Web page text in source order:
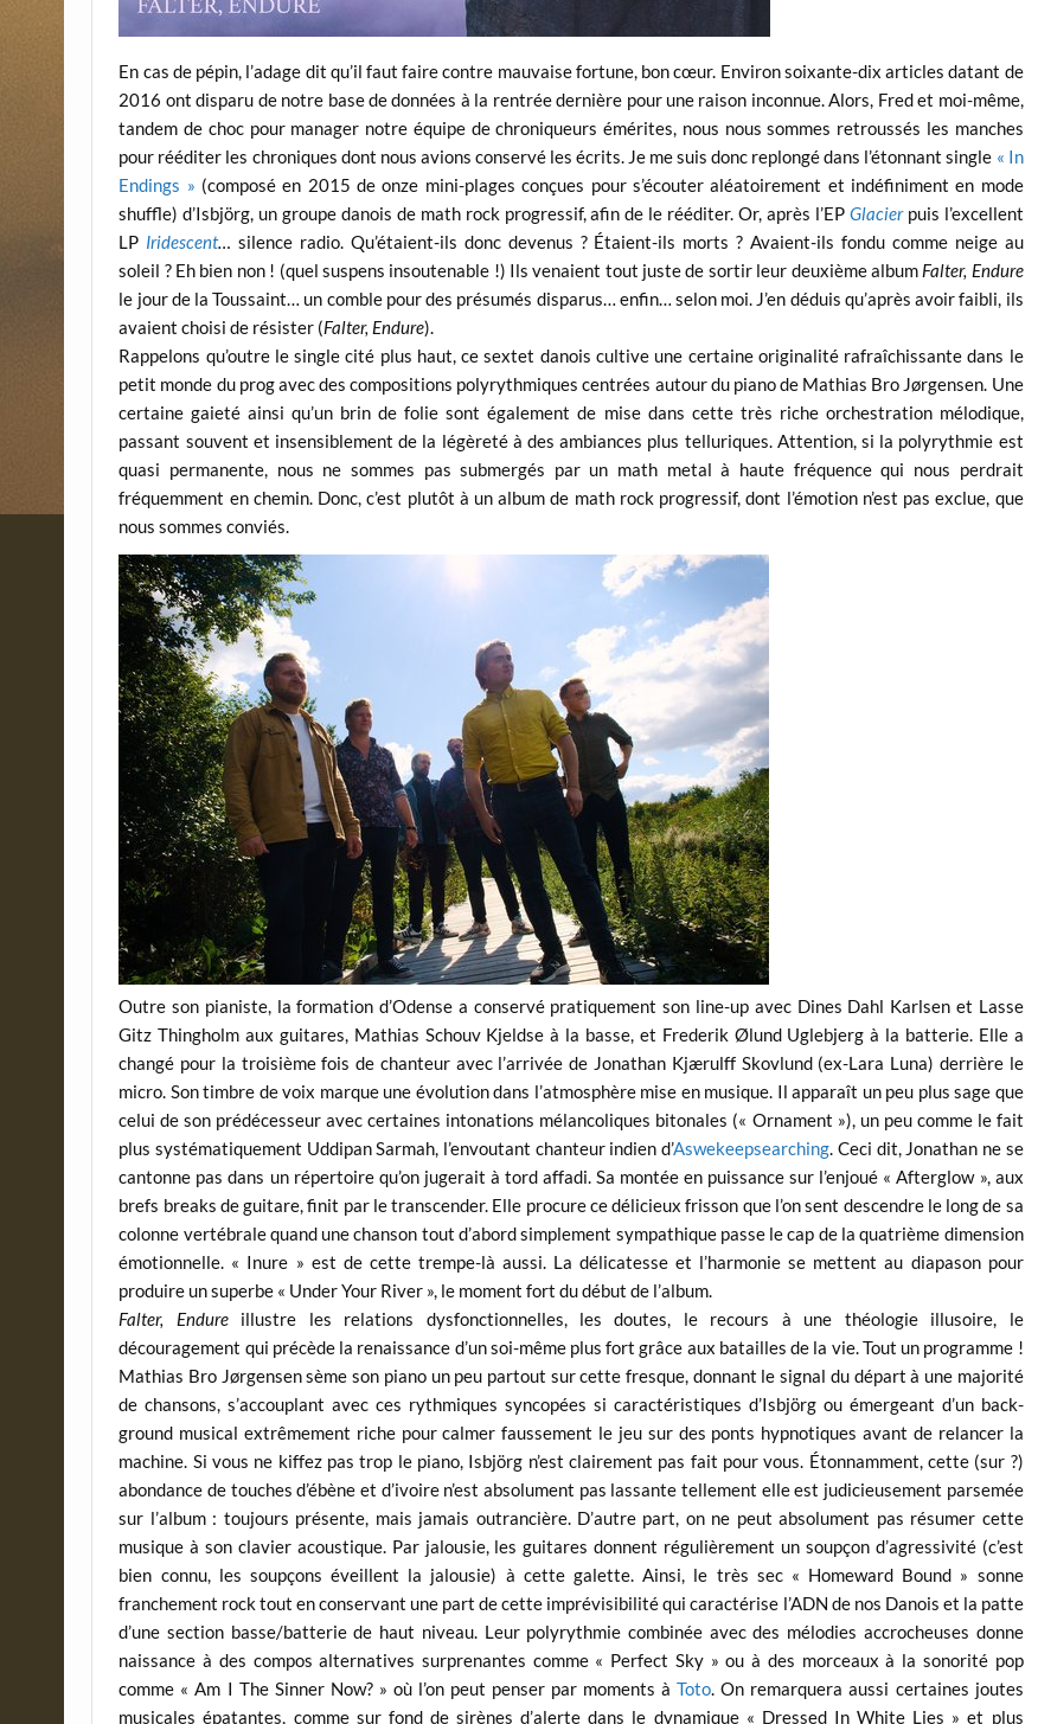
En cas de pépin, l’adage dit qu’il faut faire contre mauvaise fortune, bon cœur. Environ soixante-dix articles datant de
2016 ont disparu de notre base de données à la rentrée dernière pour une raison inconnue. Alors, Fred et moi-même,
tandem de choc pour manager notre équipe de chroniqueurs émérites, nous nous sommes retroussés les manches
pour rééditer les chroniques dont nous avions conservé les écrits. Je me suis donc replongé dans l’étonnant single « In
Endings » (composé en 2015 de onze mini-plages conçues pour s’écouter aléatoirement et indéfiniment en mode
shuffle) d’Isbjörg, un groupe danois de math rock progressif, afin de le rééditer. Or, après l’EP Glacierpuis l’excellent
LP Iridescent… silence radio. Qu’étaient-ils donc devenus ? Étaient-ils morts ? Avaient-ils fondu comme neige au
soleil ? Eh bien non ! (quel suspens insoutenable !) Ils venaient tout juste de sortir leur deuxième album Falter, Endure
le jour de la Toussaint… un comble pour des présumés disparus… enfin… selon moi. J’en déduis qu’après avoir faibli, ils
avaient choisi de résister (Falter, Endure).
Rappelons qu’outre le single cité plus haut, ce sextet danois cultive une certaine originalité rafraîchissante dans le
petit monde du prog avec des compositions polyrythmiques centrées autour du piano de Mathias Bro Jørgensen. Une
certaine gaieté ainsi qu’un brin de folie sont également de mise dans cette très riche orchestration mélodique,
passant souvent et insensiblement de la légèreté à des ambiances plus telluriques. Attention, si la polyrythmie est
quasi permanente, nous ne sommes pas submergés par un math metal à haute fréquence qui nous perdrait
fréquemment en chemin. Donc, c’est plutôt à un album de math rock progressif, dont l’émotion n’est pas exclue, que
nous sommes conviés.
Outre son pianiste, la formation d’Odense a conservé pratiquement son line-up avec Dines Dahl Karlsen et Lasse
Gitz Thingholm aux guitares, Mathias Schouv Kjeldse à la basse, et Frederik Ølund Uglebjerg à la batterie. Elle a
changé pour la troisième fois de chanteur avec l’arrivée de Jonathan Kjærulff Skovlund (ex-Lara Luna) derrière le
micro. Son timbre de voix marque une évolution dans l’atmosphère mise en musique. Il apparaît un peu plus sage que
celui de son prédécesseur avec certaines intonations mélancoliques bitonales (« Ornament »), un peu comme le fait
plus systématiquement Uddipan Sarmah, l’envoutant chanteur indien d’Aswekeepsearching. Ceci dit, Jonathan ne se
cantonne pas dans un répertoire qu’on jugerait à tord affadi. Sa montée en puissance sur l’enjoué « Afterglow », aux
brefs breaks de guitare, finit par le transcender. Elle procure ce délicieux frisson que l’on sent descendre le long de sa
colonne vertébrale quand une chanson tout d’abord simplement sympathique passe le cap de la quatrième dimension
émotionnelle. « Inure » est de cette trempe-là aussi. La délicatesse et l’harmonie se mettent au diapason pour
produire un superbe « Under Your River », le moment fort du début de l’album.
Falter, Endureillustre les relations dysfonctionnelles, les doutes, le recours à une théologie illusoire, le
découragement qui précède la renaissance d’un soi-même plus fort grâce aux batailles de la vie. Tout un programme !
Mathias Bro Jørgensen sème son piano un peu partout sur cette fresque, donnant le signal du départ à une majorité
de chansons, s’accouplant avec ces rythmiques syncopées si caractéristiques d’Isbjörg ou émergeant d’un back-
ground musical extrêmement riche pour calmer faussement le jeu sur des ponts hypnotiques avant de relancer la
machine. Si vous ne kiffez pas trop le piano, Isbjörg n’est clairement pas fait pour vous. Étonnamment, cette (sur ?)
abondance de touches d’ébène et d’ivoire n’est absolument pas lassante tellement elle est judicieusement parsemée
sur l’album : toujours présente, mais jamais outrancière. D’autre part, on ne peut absolument pas résumer cette
musique à son clavier acoustique. Par jalousie, les guitares donnent régulièrement un soupçon d’agressivité (c’est
bien connu, les soupçons éveillent la jalousie) à cette galette. Ainsi, le très sec « Homeward Bound » sonne
franchement rock tout en conservant une part de cette imprévisibilité qui caractérise l’ADN de nos Danois et la patte
d’une section basse/batterie de haut niveau. Leur polyrythmie combinée avec des mélodies accrocheuses donne
naissance à des compos alternatives surprenantes comme « Perfect Sky » ou à des morceaux à la sonorité pop
comme « Am I The Sinner Now? » où l’on peut penser par moments àToto. On remarquera aussi certaines joutes
musicales épatantes, comme sur fond de sirènes d’alerte dans le dynamique « Dressed In White Lies » et plus